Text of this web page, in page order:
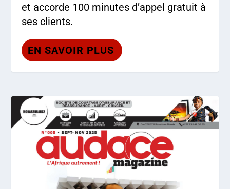
et accorde 100 minutes d’appel gratuit à
ses clients.
EN SAVOIR PLUS